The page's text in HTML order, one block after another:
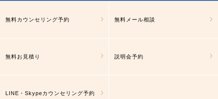
無料カウンセリング予約 無料メール相談
無料お見積り 説明会予約
LINE・Skypeカウンセリング予約